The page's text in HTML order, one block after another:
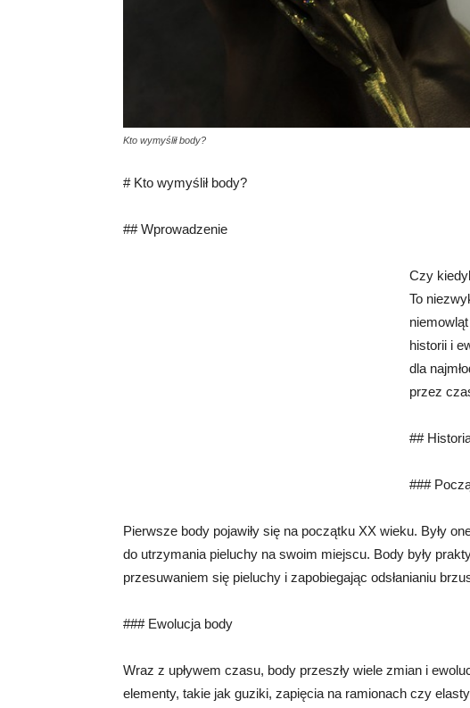
Kto wymyślił body?
# Kto wymyślił body?
## Wprowadzenie
Czy
To
historii i
dla
przez
##
###
Pierwsze body pojawiły się na początku XX wieku. Były
do utrzymania pieluchy na swoim miejscu. Body były
przesuwaniem się pieluchy i zapobiegając odsłanianiu
### Ewolucja body
Wraz z upływem czasu, body przeszły wiele zmian i
elementy, takie jak guziki, zapięcia na ramionach czy